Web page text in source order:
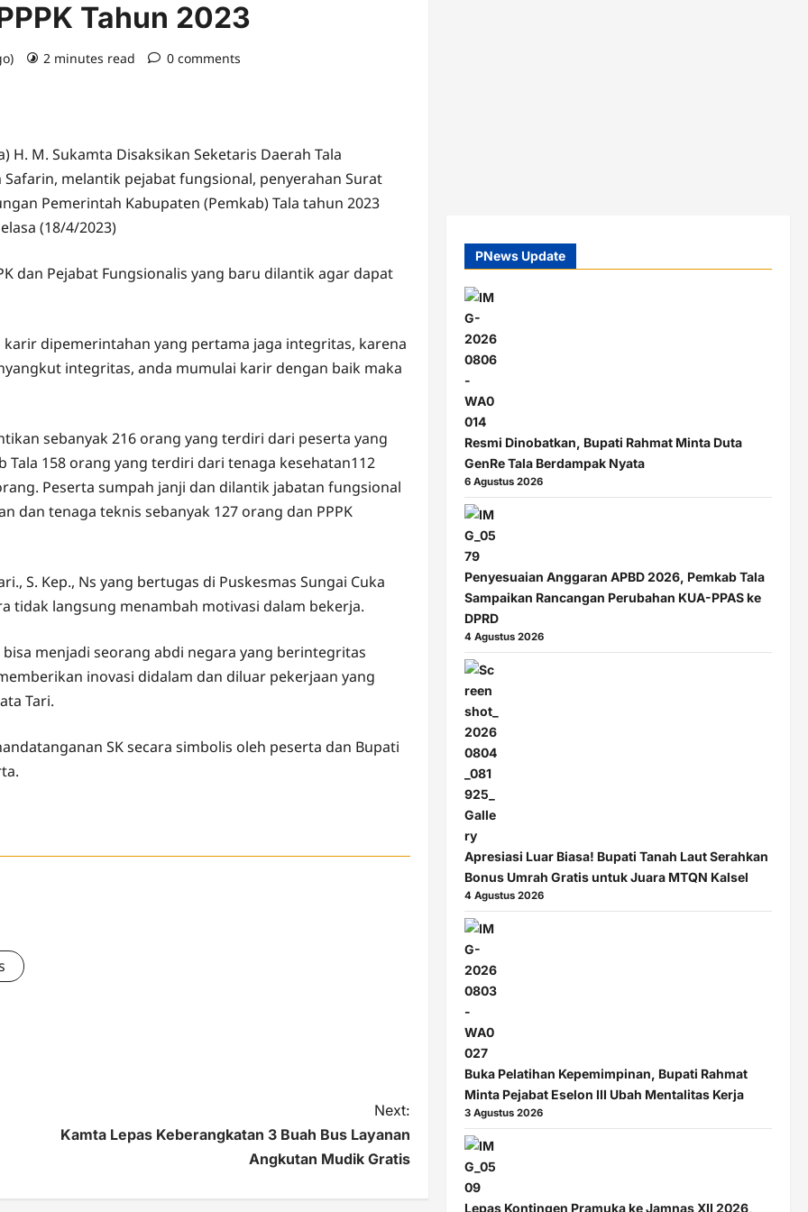
Tahun 2023
2 minutes read 0 comments
H. M. Sukamta Disaksikan Seketaris Daerah Tala
melantik pejabat fungsional, penyerahan Surat
Pemerintah Kabupaten (Pemkab) Tala tahun 2023
(18/4/2023)
dan Pejabat Fungsionalis yang baru dilantik agar dapat
dipemerintahan yang pertama jaga integritas, karena
integritas, anda mumulai karir dengan baik maka
sebanyak 216 orang yang terdiri dari peserta yang
158 orang yang terdiri dari tenaga kesehatan112
Peserta sumpah janji dan dilantik jabatan fungsional
dan tenaga teknis sebanyak 127 orang dan PPPK
S. Kep., Ns yang bertugas di Puskesmas Sungai Cuka
tidak langsung menambah motivasi dalam bekerja.
menjadi seorang abdi negara yang berintegritas
inovasi didalam dan diluar pekerjaan yang
Tari.
SK secara simbolis oleh peserta dan Bupati
Next:
Kamta Lepas Keberangkatan 3 Buah Bus Layanan
Angkutan Mudik Gratis
PNews Update
Resmi Dinobatkan, Bupati Rahmat Minta Duta
GenRe Tala Berdampak Nyata
6 Agustus 2026
Penyesuaian Anggaran APBD 2026, Pemkab Tala
Sampaikan Rancangan Perubahan KUA-PPAS ke
DPRD
4 Agustus 2026
Apresiasi Luar Biasa! Bupati Tanah Laut Serahkan
Bonus Umrah Gratis untuk Juara MTQN Kalsel
4 Agustus 2026
Buka Pelatihan Kepemimpinan, Bupati Rahmat
Minta Pejabat Eselon III Ubah Mentalitas Kerja
3 Agustus 2026
Lepas Kontingen Pramuka ke Jamnas XII 2026,